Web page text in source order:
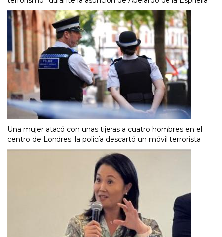
Una mujer atacó con unas tijeras a cuatro hombres en el
centro de Londres: la policía descartó un móvil terrorista